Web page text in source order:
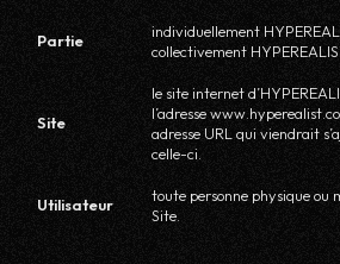
Partie
individuellement
collectivement
Site
le site internet
l’adresse
adresse URL qui viendrait
celle-ci.
Utilisateur
toute personne physique ou
Site.